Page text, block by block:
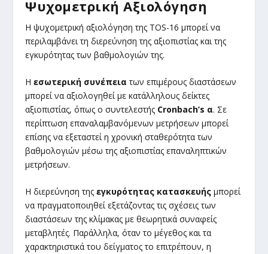
Ψυχομετρική Αξιολόγηση
Η ψυχομετρική αξιολόγηση της TOS-16 μπορεί να
περιλαμβάνει τη διερεύνηση της αξιοπιστίας και της
εγκυρότητας των βαθμολογιών της.
Ηεσωτερική συνέπεια των επιμέρους διαστάσεων
μπορεί να αξιολογηθεί με κατάλληλους δείκτες
αξιοπιστίας, όπως ο συντελεστής Cronbach’s α. Σε
περίπτωση επαναλαμβανόμενων μετρήσεων μπορεί
επίσης να εξεταστεί η χρονική σταθερότητα των
βαθμολογιών μέσω της αξιοπιστίας επαναληπτικών
μετρήσεων.
Η διερεύνηση τηςεγκυρότητας κατασκευής μπορεί
να πραγματοποιηθεί εξετάζοντας τις σχέσεις των
διαστάσεων της κλίμακας με θεωρητικά συναφείς
μεταβλητές. Παράλληλα, όταν το μέγεθος και τα
χαρακτηριστικά του δείγματος το επιτρέπουν, η